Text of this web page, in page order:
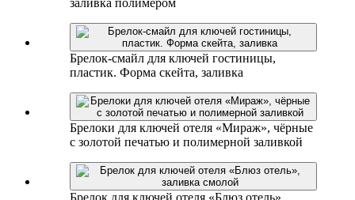
заливка полимером
Брелок-смайл для ключей гостиницы,
пластик. Форма скейта, заливка
Брелоки для ключей отеля «Мираж», чёрные
с золотой печатью и полимерной заливкой